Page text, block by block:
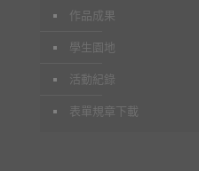
作品成果
學生園地
活動紀錄
表單規章下載